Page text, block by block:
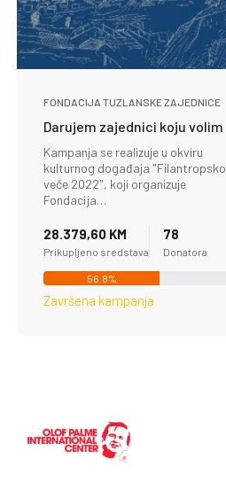
FONDACIJA TUZLANSKE ZAJEDNICE
Darujem zajednici koju volim
Kampanja se realizuje u okviru
kulturnog događaja "Filantropsko
veče 2022", koji organizuje
Fondacija…
28.379,60 KM
Prikupljeno sredstava
78
Donatora
56.8%
Završena kampanja